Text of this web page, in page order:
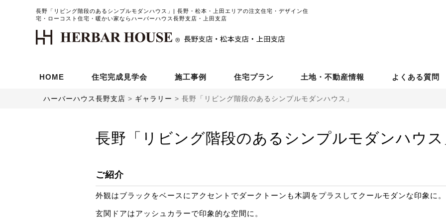
長野「リビング階段のあるシンプルモダンハウス」| 長野・松本・上田エリアの注文住宅・デザイン住
宅・ローコスト住宅・暖かい家ならハーバーハウス長野支店・上田支店
HOME 住宅完成見学会 施工事例 住宅プラン 土地・不動産情報 よくある質問
ハーバーハウス長野支店 > ギャラリー > 長野「リビング階段のあるシンプルモダンハウス」
長野「リビング階段のあるシンプルモダンハウ
ご紹介
外観はブラックをベースにアクセントでダークトーンも木調をプラスしてクールモダンな印象に。
玄関ドアはアッシュカラーで印象的な空間に。